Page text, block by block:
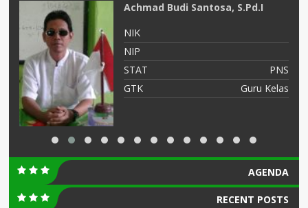
Achmad Budi Santosa, S.Pd.I
NIK
NIP
STAT
PNS
GTK
Guru Kelas
AGENDA
RECENT POSTS